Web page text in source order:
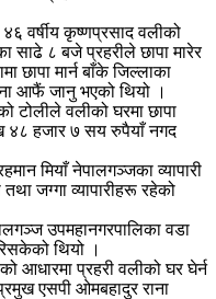
वर्षीय कृष्णप्रसाद वलीको
साढे ८ बजे प्रहरीले छापा मारेर
छापा मार्न बाँके जिल्लाका
आफैं जानु भएको थियो ।
टोलीले वलीको घरमा छापा
४८ हजार ७ सय रुपैयाँ नगद
मियाँ नेपालगञ्जका व्यापारी
जग्गा व्यापारीहरू रहेको
उपमहानगरपालिका वडा
थियो ।
आधारमा प्रहरी वलीको घर घेर्न
एसपी ओमबहादुर राना